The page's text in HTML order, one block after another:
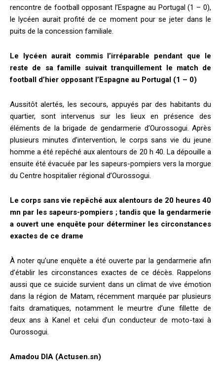
rencontre de football opposant l’Espagne au Portugal (1 – 0),
le lycéen aurait profité de ce moment pour se jeter dans le
puits de la concession familiale.
Le lycéen aurait commis l’irréparable pendant que le
reste de sa famille suivait tranquillement le match de
football d’hier opposant l’Espagne au Portugal (1 – 0)
Aussitôt alertés, les secours, appuyés par des habitants du
quartier, sont intervenus sur les lieux en présence des
éléments de la brigade de gendarmerie d’Ourossogui. Après
plusieurs minutes d’intervention, le corps sans vie du jeune
homme a été repêché aux alentours de 20 h 40. La dépouille a
ensuite été évacuée par les sapeurs-pompiers vers la morgue
du Centre hospitalier régional d’Ourossogui.
Le corps sans vie repêché aux alentours de 20 heures 40
mn par les sapeurs-pompiers ; tandis que la gendarmerie
a ouvert une enquête pour déterminer les circonstances
exactes de ce drame
À noter qu’une enquête a été ouverte par la gendarmerie afin
d’établir les circonstances exactes de ce décès. Rappelons
aussi que ce suicide survient dans un climat de vive émotion
dans la région de Matam, récemment marquée par plusieurs
faits dramatiques, notamment le meurtre d’une fillette de
deux ans à Kanel et celui d’un conducteur de moto-taxi à
Ourossogui.
Amadou DIA (Actusen.sn)